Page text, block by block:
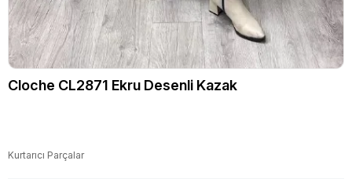
Cloche CL2871 Ekru Desenli Kazak
Kurtarıcı Parçalar